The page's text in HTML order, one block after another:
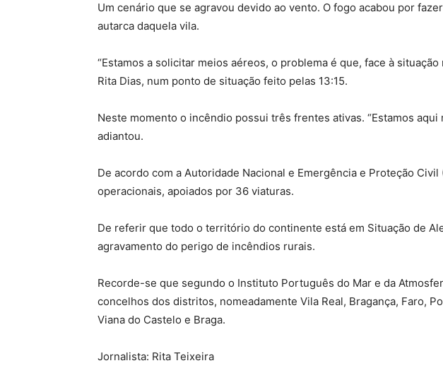
Um cenário que se agravou devido ao vento. O fogo acabou por
autarca daquela vila.
“Estamos a solicitar meios aéreos, o problema é que, face à
Rita Dias, num ponto de situação feito pelas 13:15.
Neste momento o incêndio possui três frentes ativas. “Estamos
adiantou.
De acordo com a Autoridade Nacional e Emergência e Proteção
operacionais, apoiados por 36 viaturas.
De referir que todo o território do continente está em Situação de
agravamento do perigo de incêndios rurais.
Recorde-se que segundo o Instituto Português do Mar e da
concelhos dos distritos, nomeadamente Vila Real, Bragança, Faro,
Viana do Castelo e Braga.
Jornalista: Rita Teixeira